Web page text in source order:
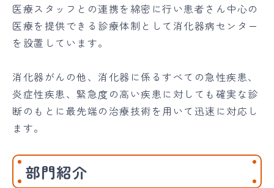
医療スタッフとの連携を綿密に行い患者さん中心の
医療を提供できる診療体制として消化器病センター
を設置しています。
消化器がんの他、消化器に係るすべての急性疾患、
炎症性疾患、緊急度の高い疾患に対しても確実な診
断のもとに最先端の治療技術を用いて迅速に対応し
ます。
部門紹介